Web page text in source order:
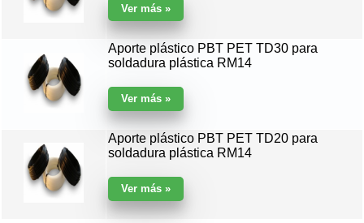
Aporte plástico PBT PET TD30 para
soldadura plástica RM14
Aporte plástico PBT PET TD20 para
soldadura plástica RM14